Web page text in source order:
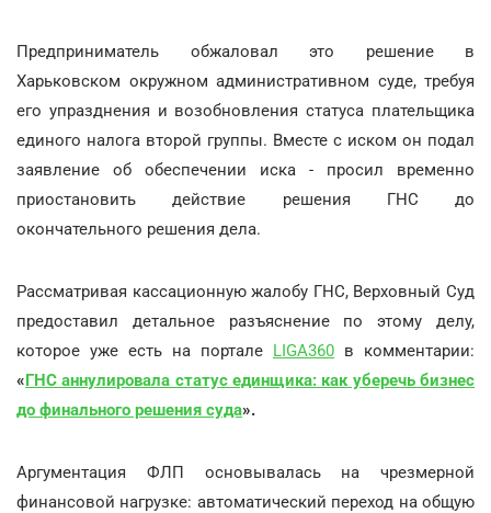
Предприниматель обжаловал это решение в
Харьковском окружном административном суде, требуя
его упразднения и возобновления статуса плательщика
единого налога второй группы. Вместе с иском он подал
заявление об обеспечении иска - просил временно
приостановить действие решения ГНС до
окончательного решения дела.
Рассматривая кассационную жалобу ГНС, Верховный Суд
предоставил детальное разъяснение по этому делу,
которое уже есть на портале LIGA360 в комментарии:
«ГНС аннулировала статус единщика: как уберечь бизнес
до финального решения суда».
Аргументация ФЛП основывалась на чрезмерной
финансовой нагрузке: автоматический переход на общую